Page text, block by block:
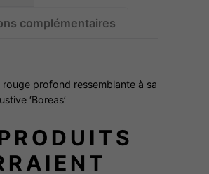
complémentaires
rouge profond ressemblante à sa
‘Boreas’